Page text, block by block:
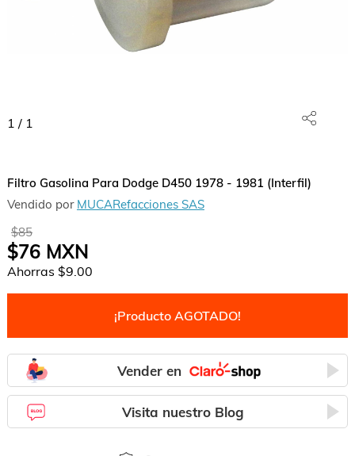
1 / 1
Filtro Gasolina Para Dodge D450 1978 - 1981 (Interfil)
Vendido por MUCARefacciones SAS
$85
$76MXN
Ahorras $9.00
¡Producto AGOTADO!
Vender en
Visita nuestro Blog